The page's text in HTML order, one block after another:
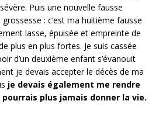
Puis une nouvelle fausse
: c’est ma huitième fausse
lasse, épuisée et empreinte de
plus en plus fortes. Je suis cassée
d’un deuxième enfant s’évanouit
je devais accepter le décès de ma
je devais également me rendre
plus jamais donner la vie.